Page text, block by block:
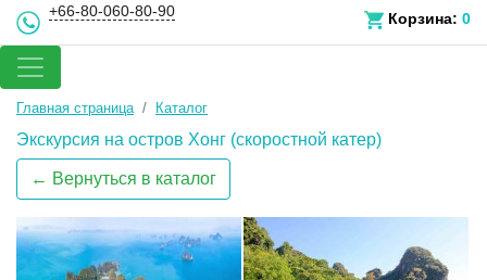
+66-80-060-80-90 Корзина: 0
Главная страница Каталог
Экскурсия на остров Хонг (скоростной катер)
← Вернуться в каталог